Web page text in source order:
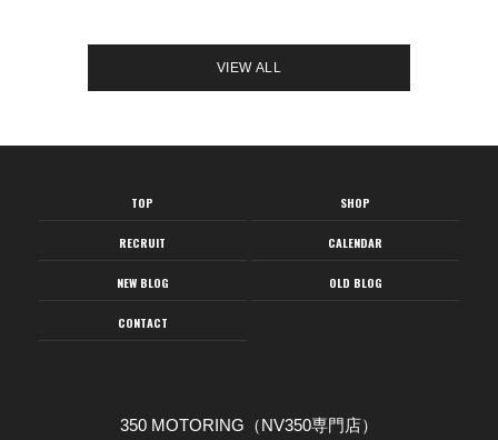
VIEW ALL
TOP SHOP
RECRUIT CALENDAR
NEW BLOG OLD BLOG
CONTACT
350 MOTORING（NV350専門店）